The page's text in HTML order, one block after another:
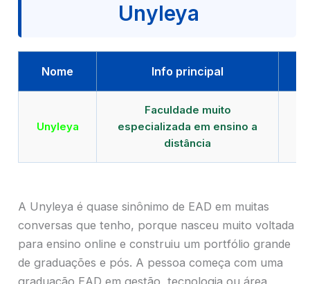
Unyleya
Nome Info principal
Unyleya
Faculdade muito
especializada em ensino a
distância
A Unyleya é quase sinônimo de EAD em muitas
conversas que tenho, porque nasceu muito voltada
para ensino online e construiu um portfólio grande
de graduações e pós. A pessoa começa com uma
graduação EAD em gestão, tecnologia ou área